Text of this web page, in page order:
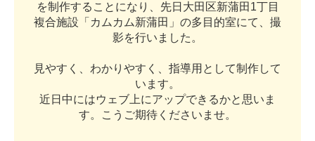
を制 作する こ と にな り 先日 大田 区新蒲田 1丁目
複合施設 「 カ ム カ ム新蒲田 」 の多 目 的室にて
撮
影を行い ま した 。
見やす く わかり やす く 指導用 と して制 作して
い ま す。
近 日 中にはウ ェ ブ 上にアップでき るかと 思い ま
す。 こ う ご期待 く ださ い ま せ。